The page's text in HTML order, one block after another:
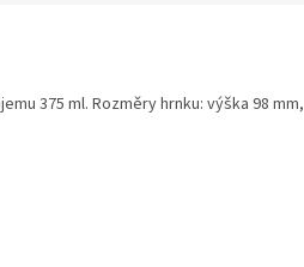
375 ml. Rozměry hrnku: výška 98 mm,